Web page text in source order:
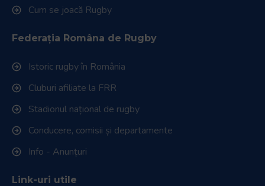
Cum se joacă Rugby
Federația Româna de Rugby
Istoric rugby în România
Cluburi afiliate la FRR
Stadionul național de rugby
Conducere, comisii și departamente
Info - Anunțuri
Link-uri utile